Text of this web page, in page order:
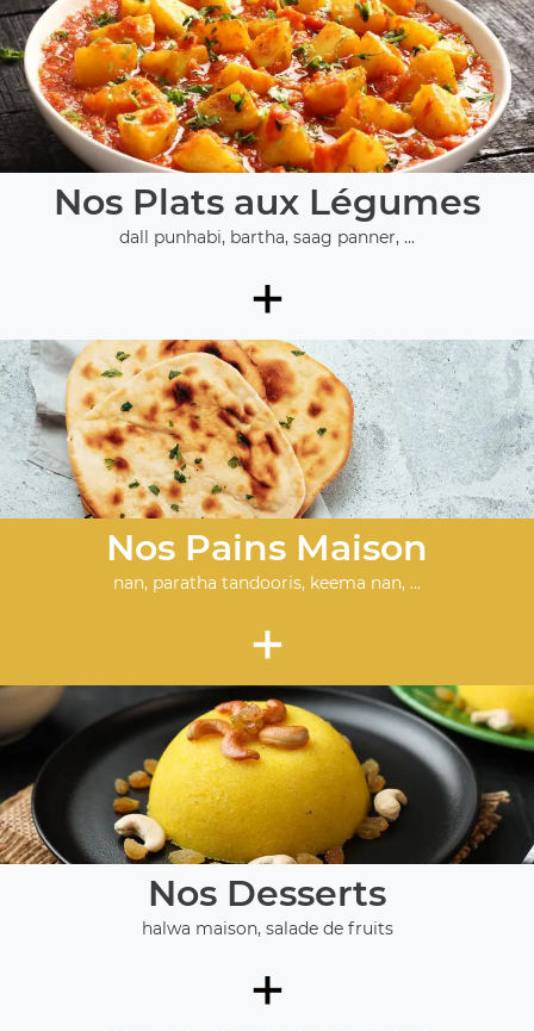
Nos Plats aux Légumes
dall punhabi, bartha, saag panner, ...
+
Nos Pains Maison
nan, paratha tandooris, keema nan, ...
+
Nos Desserts
halwa maison, salade de fruits
+